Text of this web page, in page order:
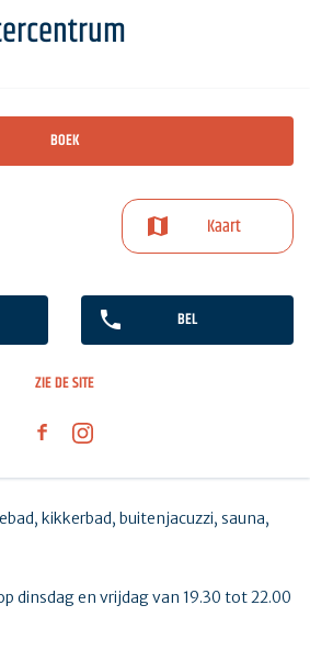
BOEK
Kaart
BEL
ZIE DE SITE
kikkerbad, buitenjacuzzi, sauna,
dinsdag en vrijdag van 19.30 tot 22.00